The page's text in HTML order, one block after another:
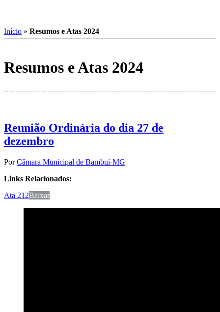
Início » Resumos e Atas 2024
Resumos e Atas 2024
Reunião Ordinária do dia 27 de
dezembro
PorCâmara Municipal de Bambuí-MG
Links Relacionados:
Ata 212Baixar